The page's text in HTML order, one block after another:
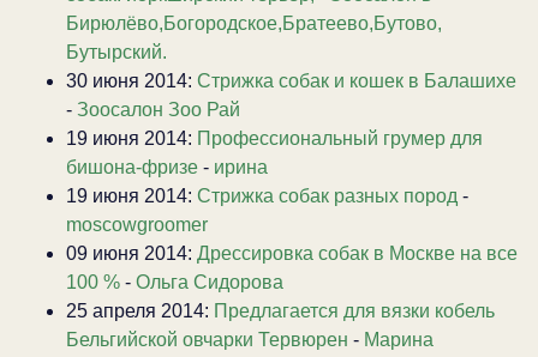
Бирюлёво,Богородское,Братеево,Бутово,
Бутырский.
30 июня 2014: Стрижка собак и кошек в Балашихе
- Зоосалон Зоо Рай
19 июня 2014: Профессиональный грумер для
бишона-фризе - ирина
19 июня 2014: Стрижка собак разных пород -
moscowgroomer
09 июня 2014: Дрессировка собак в Москве на все
100 % - Ольга Сидорова
25 апреля 2014: Предлагается для вязки кобель
Бельгийской овчарки Тервюрен - Марина